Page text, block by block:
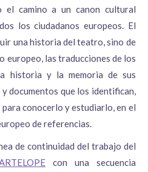
el camino a un canon cultural
los ciudadanos europeos. El
una historia del teatro, sino de
las traducciones de los
historia y la memoria de sus
documentos que los identifican,
conocerlo y estudiarlo, en el
de referencias.
de continuidad del trabajo del
con una secuencia